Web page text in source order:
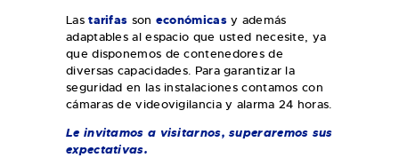
Lastarifas son económicasy además
adaptables al espacio que usted necesite, ya
que disponemos de contenedores de
diversas capacidades. Para garantizar la
seguridad en las instalaciones contamos con
cámaras de videovigilancia y alarma 24 horas.
Le invitamos a visitarnos, superaremos sus
expectativas.